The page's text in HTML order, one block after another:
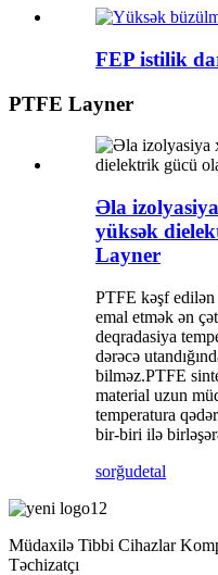
FEP istilik
PTFE Layner
Əla
yüksək
Layner
PTFE kəşf
emal etmək ən
deqradasiya
dərəcə
bilməz.PTFE
material uzun
temperatura qədər
bir-biri ilə
sorğudetal
Müdaxilə Tibbi Cihazlar
Təchizatçı